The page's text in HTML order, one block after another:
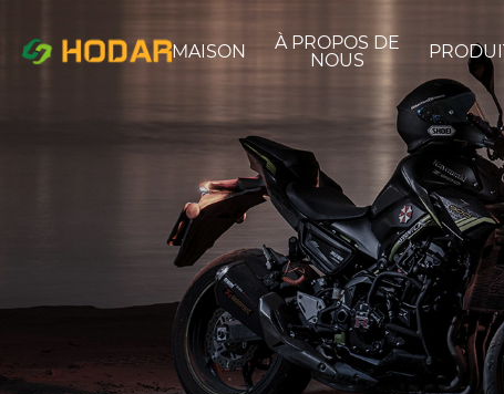
MAISON
À PROPOS DE
NOUS